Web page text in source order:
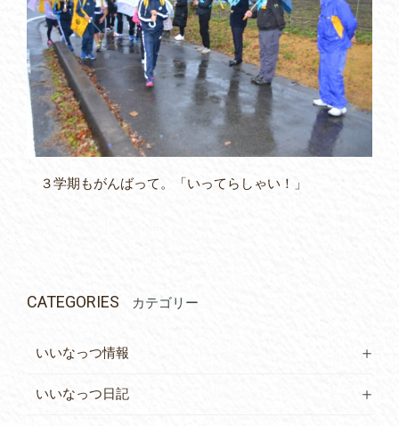
３学期もがんばって。「いってらしゃい！」
CATEGORIES カテゴリー
いいなっつ情報
いいなっつ日記